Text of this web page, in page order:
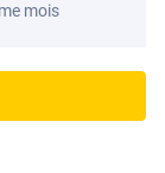
mois